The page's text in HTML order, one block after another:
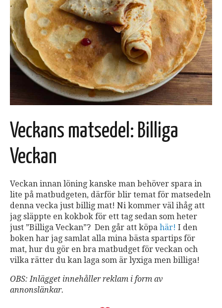
Veckans matsedel: Billiga
Veckan
Veckan innan löning kanske man behöver spara in
lite på matbudgeten, därför blir temat för matsedeln
denna vecka just billig mat! Ni kommer väl ihåg att
jag släppte en kokbok för ett tag sedan som heter
just ”Billiga Veckan”? Den går att köpa här! I den
boken har jag samlat alla mina bästa spartips för
mat, hur du gör en bra matbudget för veckan och
vilka rätter du kan laga som är lyxiga men billiga!
OBS: Inlägget innehåller reklam i form av
annonslänkar.